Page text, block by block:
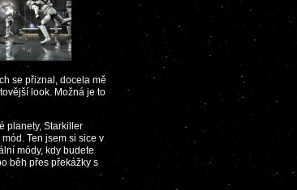
se přiznal, docela mě
look. Možná je to
planety, Starkiller
Ten jsem si sice v
módy, kdy budete
běh přes překážky s